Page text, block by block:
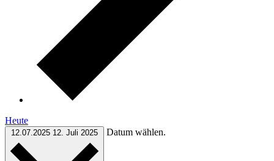
Heute
12.07.2025 12. Juli 2025 Datum wählen.